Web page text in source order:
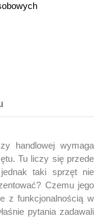
handlowej wymaga
Tu liczy się przede
taki sprzęt nie
Czemu jego
z funkcjonalnością w
pytania zadawali